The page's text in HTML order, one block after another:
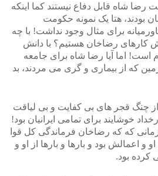
رضا شاه قابل دفاع نیستند کما اینکه
بودند، هتا یک نمونه حکومت
برای مثال وجود نداشت! با چه
رضاخان هستیم؟ با دانش
است! اما آیا رضا شاه برای جامعه
که از بیماری و گری می مردند، بد
چنگ قجر های بی کفایت و بی لیاقت
خوشایند برای تمامی ایرانیان بود!
که که رضاخان فرماندگی کل قوا
و اعمالش بود و بارها و بارها از او و
کرده بود.